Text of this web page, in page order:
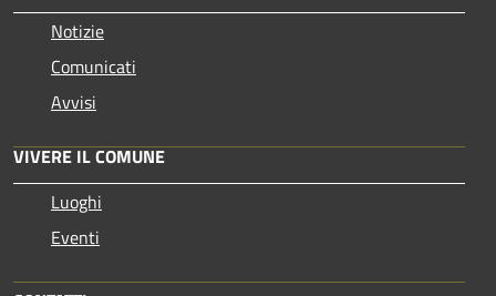
Notizie
Comunicati
Avvisi
VIVERE IL COMUNE
Luoghi
Eventi